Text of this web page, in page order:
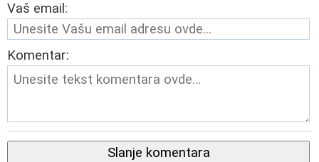
Vaš email:
Komentar:
Slanje komentara